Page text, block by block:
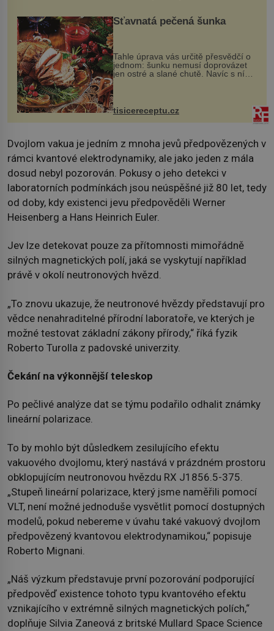
Šťavnatá pečená šunka
Tahle úprava vás určitě přesvědčí o
jednom: šunku nemusí doprovázet
jen ostré a slané chutě. Navíc s ní
nakrmíte poměrně hodně hladových
krků. Ingredience sádlo 3 kg šunky
vcelku 3 stroužky česneku hl...
tisicereceptu.cz
Dvojlom vakua je jedním z mnoha jevů předpovězených v
rámci kvantové elektrodynamiky, ale jako jeden z mála
dosud nebyl pozorován. Pokusy o jeho detekci v
laboratorních podmínkách jsou neúspěšné již 80 let, tedy
od doby, kdy existenci jevu předpověděli Werner
Heisenberg a Hans Heinrich Euler.
Jev lze detekovat pouze za přítomnosti mimořádně
silných magnetických polí, jaká se vyskytují například
právě v okolí neutronových hvězd.
„To znovu ukazuje, že neutronové hvězdy představují pro
vědce nenahraditelné přírodní laboratoře, ve kterých je
možné testovat základní zákony přírody,“ říká fyzik
Roberto Turolla z padovské univerzity.
Čekání na výkonnější teleskop
Po pečlivé analýze dat se týmu podařilo odhalit známky
lineární polarizace.
To by mohlo být důsledkem zesilujícího efektu
vakuového dvojlomu, který nastává v prázdném prostoru
obklopujícím neutronovou hvězdu RX J1856.5-375.
„Stupeň lineární polarizace, který jsme naměřili pomocí
VLT, není možné jednoduše vysvětlit pomocí dostupných
modelů, pokud nebereme v úvahu také vakuový dvojlom
předpovězený kvantovou elektrodynamikou,“ popisuje
Roberto Mignani.
„Náš výzkum představuje první pozorování podporující
předpověď existence tohoto typu kvantového efektu
vznikajícího v extrémně silných magnetických polích,“
doplňuje Silvia Zaneová z britské Mullard Space Science